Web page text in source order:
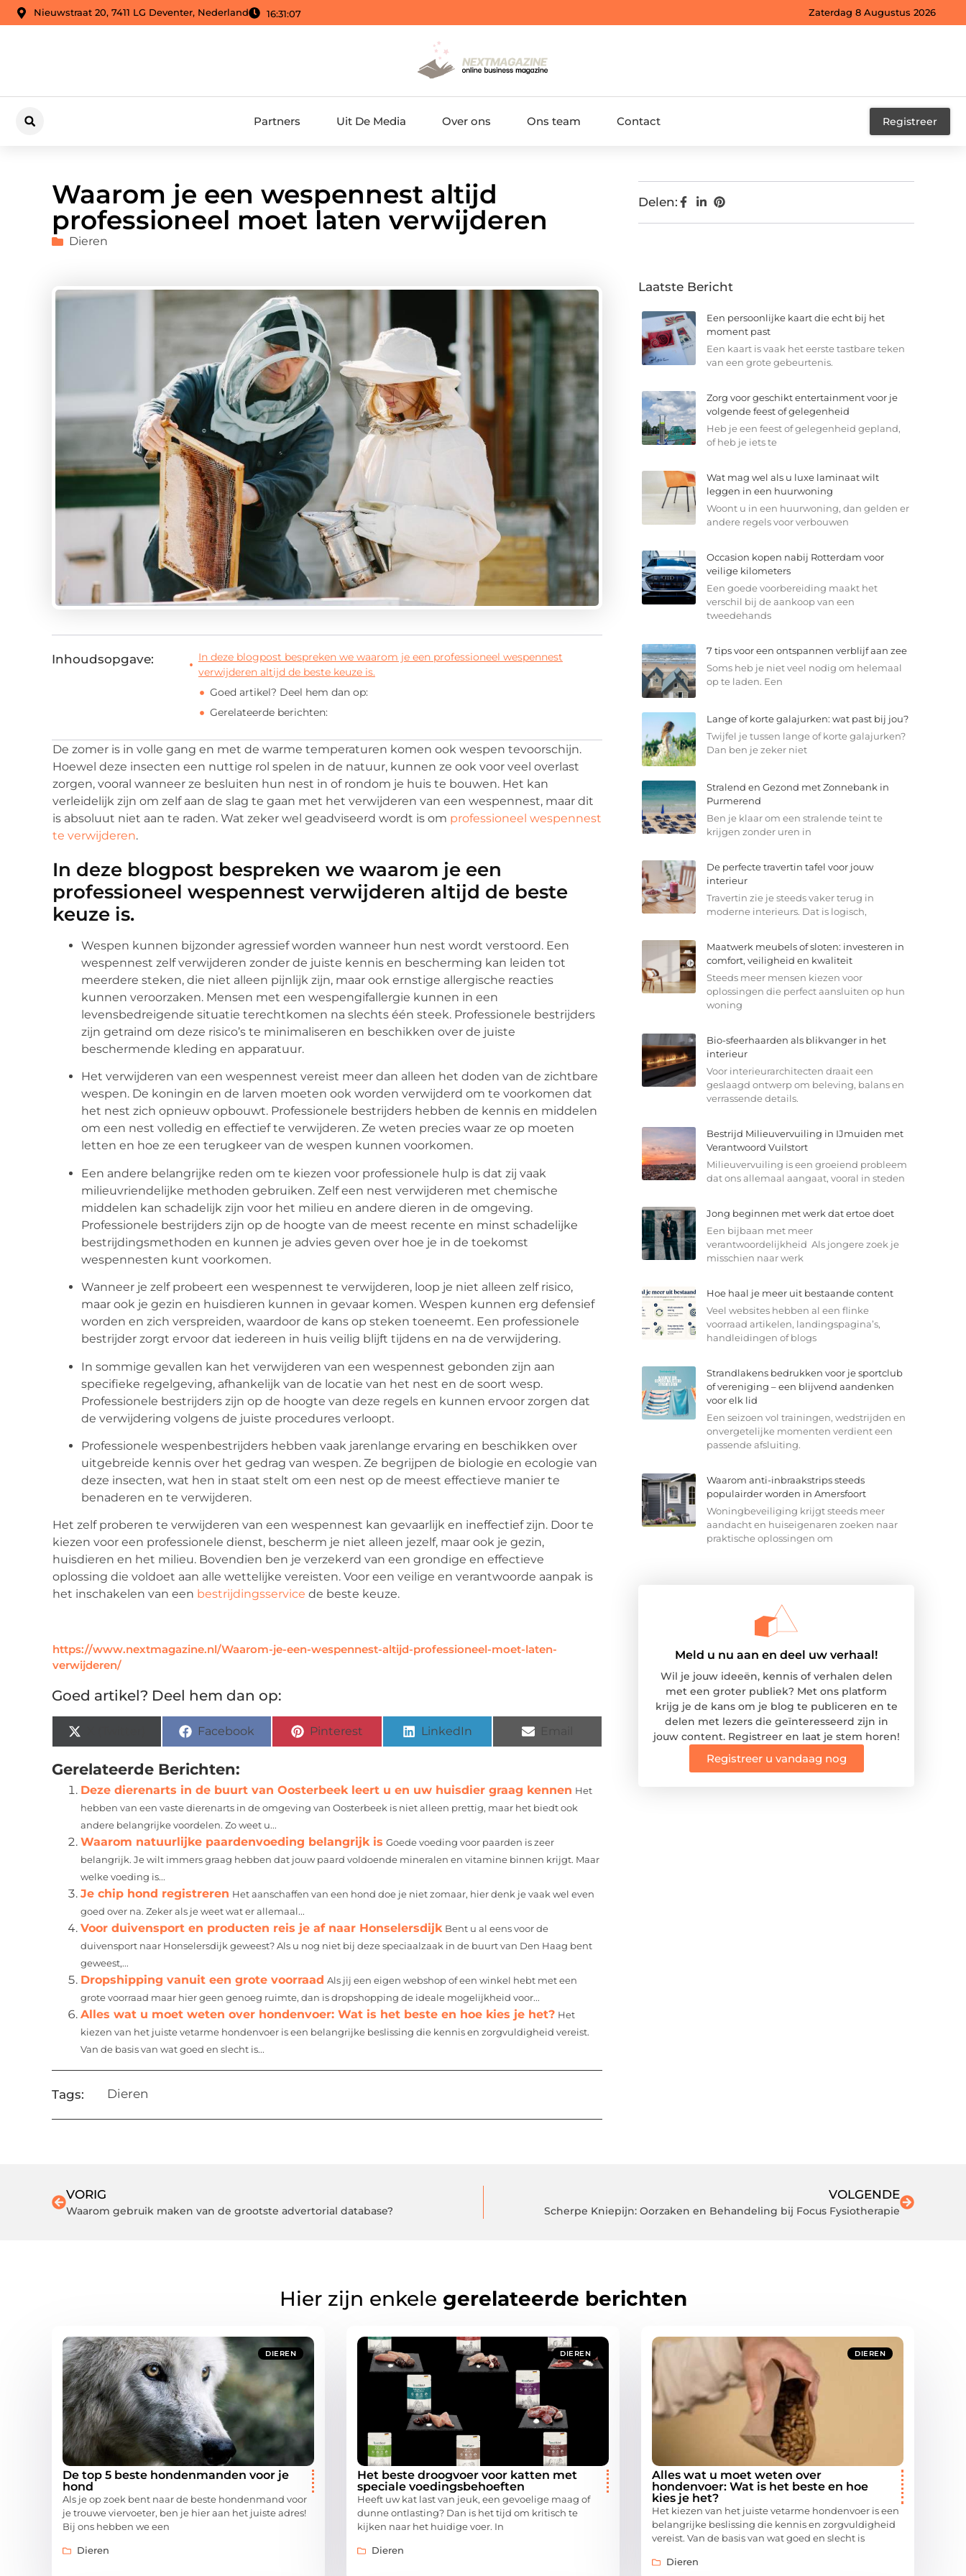
Nieuwstraat 20, 7411 LG Deventer, Nederland 16:31:09 Zaterdag 8 Augustus 2026
Partners Uit De Media Over ons Ons team Contact Registreer
Waarom je een wespennest altijd
professioneel moet laten verwijderen
Dieren
Inhoudsopgave:
In deze blogpost bespreken we waarom je een professioneel wespennest
verwijderen altijd de beste keuze is.
Goed artikel? Deel hem dan op:
Gerelateerde berichten:
De zomer is in volle gang en met de warme temperaturen komen ook wespen tevoorschijn.
Hoewel deze insecten een nuttige rol spelen in de natuur, kunnen ze ook voor veel overlast
zorgen, vooral wanneer ze besluiten hun nest in of rondom je huis te bouwen. Het kan
verleidelijk zijn om zelf aan de slag te gaan met het verwijderen van een wespennest, maar dit
is absoluut niet aan te raden. Wat zeker wel geadviseerd wordt is om professioneel wespennest
te verwijderen.
In deze blogpost bespreken we waarom je een
professioneel wespennest verwijderen altijd de beste
keuze is.
Wespen kunnen bijzonder agressief worden wanneer hun nest wordt verstoord. Een
wespennest zelf verwijderen zonder de juiste kennis en bescherming kan leiden tot
meerdere steken, die niet alleen pijnlijk zijn, maar ook ernstige allergische reacties
kunnen veroorzaken. Mensen met een wespengifallergie kunnen in een
levensbedreigende situatie terechtkomen na slechts één steek. Professionele bestrijders
zijn getraind om deze risico’s te minimaliseren en beschikken over de juiste
beschermende kleding en apparatuur.
Het verwijderen van een wespennest vereist meer dan alleen het doden van de zichtbare
wespen. De koningin en de larven moeten ook worden verwijderd om te voorkomen dat
het nest zich opnieuw opbouwt. Professionele bestrijders hebben de kennis en middelen
om een nest volledig en effectief te verwijderen. Ze weten precies waar ze op moeten
letten en hoe ze een terugkeer van de wespen kunnen voorkomen.
Een andere belangrijke reden om te kiezen voor professionele hulp is dat zij vaak
milieuvriendelijke methoden gebruiken. Zelf een nest verwijderen met chemische
middelen kan schadelijk zijn voor het milieu en andere dieren in de omgeving.
Professionele bestrijders zijn op de hoogte van de meest recente en minst schadelijke
bestrijdingsmethoden en kunnen je advies geven over hoe je in de toekomst
wespennesten kunt voorkomen.
Wanneer je zelf probeert een wespennest te verwijderen, loop je niet alleen zelf risico,
maar ook je gezin en huisdieren kunnen in gevaar komen. Wespen kunnen erg defensief
worden en zich verspreiden, waardoor de kans op steken toeneemt. Een professionele
bestrijder zorgt ervoor dat iedereen in huis veilig blijft tijdens en na de verwijdering.
In sommige gevallen kan het verwijderen van een wespennest gebonden zijn aan
specifieke regelgeving, afhankelijk van de locatie van het nest en de soort wesp.
Professionele bestrijders zijn op de hoogte van deze regels en kunnen ervoor zorgen dat
de verwijdering volgens de juiste procedures verloopt.
Professionele wespenbestrijders hebben vaak jarenlange ervaring en beschikken over
uitgebreide kennis over het gedrag van wespen. Ze begrijpen de biologie en ecologie van
deze insecten, wat hen in staat stelt om een nest op de meest effectieve manier te
benaderen en te verwijderen.
Het zelf proberen te verwijderen van een wespennest kan gevaarlijk en ineffectief zijn. Door te
kiezen voor een professionele dienst, bescherm je niet alleen jezelf, maar ook je gezin,
huisdieren en het milieu. Bovendien ben je verzekerd van een grondige en effectieve
oplossing die voldoet aan alle wettelijke vereisten. Voor een veilige en verantwoorde aanpak is
het inschakelen van een bestrijdingsservice de beste keuze.
https://www.nextmagazine.nl/Waarom-je-een-wespennest-altijd-professioneel-moet-laten-
verwijderen/
Goed artikel? Deel hem dan op:
Facebook Pinterest LinkedIn
Gerelateerde Berichten:
Deze dierenarts in de buurt van Oosterbeek leert u en uw huisdier graag kennen Het
hebben van een vaste dierenarts in de omgeving van Oosterbeek is niet alleen prettig, maar het biedt ook
andere belangrijke voordelen. Zo weet u...
Waarom natuurlijke paardenvoeding belangrijk is Goede voeding voor paarden is zeer
belangrijk. Je wilt immers graag hebben dat jouw paard voldoende mineralen en vitamine binnen krijgt. Maar
welke voeding is...
Je chip hond registreren Het aanschaffen van een hond doe je niet zomaar, hier denk je vaak wel even
goed over na. Zeker als je weet wat er allemaal...
Voor duivensport en producten reis je af naar Honselersdijk Bent u al eens voor de
duivensport naar Honselersdijk geweest? Als u nog niet bij deze speciaalzaak in de buurt van Den Haag bent
geweest,...
Dropshipping vanuit een grote voorraad Als jij een eigen webshop of een winkel hebt met een
grote voorraad maar hier geen genoeg ruimte, dan is dropshopping de ideale mogelijkheid voor...
Alles wat u moet weten over hondenvoer: Wat is het beste en hoe kies je het? Het
kiezen van het juiste vetarme hondenvoer is een belangrijke beslissing die kennis en zorgvuldigheid vereist.
Van de basis van wat goed en slecht is...
Tags: Dieren
Delen:
Laatste Bericht
Een persoonlijke kaart die echt bij het
moment past
Een kaart is vaak het eerste tastbare teken
van een grote gebeurtenis.
Zorg voor geschikt entertainment voor je
volgende feest of gelegenheid
Heb je een feest of gelegenheid gepland,
of heb je iets te
Wat mag wel als u luxe laminaat wilt
leggen in een huurwoning
Woont u in een huurwoning, dan gelden er
andere regels voor verbouwen
Occasion kopen nabij Rotterdam voor
veilige kilometers
Een goede voorbereiding maakt het
verschil bij de aankoop van een
tweedehands
7 tips voor een ontspannen verblijf aan zee
Soms heb je niet veel nodig om helemaal
op te laden. Een
Lange of korte galajurken: wat past bij jou?
Twijfel je tussen lange of korte galajurken?
Dan ben je zeker niet
Stralend en Gezond met Zonnebank in
Purmerend
Ben je klaar om een stralende teint te
krijgen zonder uren in
De perfecte travertin tafel voor jouw
interieur
Travertin zie je steeds vaker terug in
moderne interieurs. Dat is logisch,
Maatwerk meubels of sloten: investeren in
comfort, veiligheid en kwaliteit
Steeds meer mensen kiezen voor
oplossingen die perfect aansluiten op hun
woning
Bio-sfeerhaarden als blikvanger in het
interieur
Voor interieurarchitecten draait een
geslaagd ontwerp om beleving, balans en
verrassende details.
Bestrijd Milieuvervuiling in IJmuiden met
Verantwoord Vuilstort
Milieuvervuiling is een groeiend probleem
dat ons allemaal aangaat, vooral in steden
Jong beginnen met werk dat ertoe doet
Een bijbaan met meer
verantwoordelijkheid Als jongere zoek je
misschien naar werk
Hoe haal je meer uit bestaande content
Veel websites hebben al een flinke
voorraad artikelen, landingspagina’s,
handleidingen of blogs
Strandlakens bedrukken voor je sportclub
of vereniging – een blijvend aandenken
voor elk lid
Een seizoen vol trainingen, wedstrijden en
onvergetelijke momenten verdient een
passende afsluiting.
Waarom anti-inbraakstrips steeds
populairder worden in Amersfoort
Woningbeveiliging krijgt steeds meer
aandacht en huiseigenaren zoeken naar
praktische oplossingen om
Meld u nu aan en deel uw verhaal!
Wil je jouw ideeën, kennis of verhalen delen
met een groter publiek? Met ons platform
krijg je de kans om je blog te publiceren en te
delen met lezers die geïnteresseerd zijn in
jouw content. Registreer en laat je stem horen!
Registreer u vandaag nog
VORIG
Waarom gebruik maken van de grootste advertorial database?
VOLGENDE
Scherpe Kniepijn: Oorzaken en Behandeling bij Focus Fysiotherapie
Hier zijn enkele gerelateerde berichten
DIEREN
De top 5 beste hondenmanden voor je
hond
Als je op zoek bent naar de beste hondenmand voor
je trouwe viervoeter, ben je hier aan het juiste adres!
Bij ons hebben we een
Dieren
DIEREN
Het beste droogvoer voor katten met
speciale voedingsbehoeften
Heeft uw kat last van jeuk, een gevoelige maag of
dunne ontlasting? Dan is het tijd om kritisch te
kijken naar het huidige voer. In
Dieren
DIEREN
Alles wat u moet weten over
hondenvoer: Wat is het beste en hoe
kies je het?
Het kiezen van het juiste vetarme hondenvoer is een
belangrijke beslissing die kennis en zorgvuldigheid
vereist. Van de basis van wat goed en slecht is
Dieren